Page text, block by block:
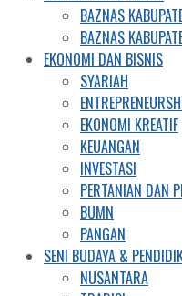
BAZNAS
BAZNAS
EKONOMI DAN BISNIS
SYARIAH
EKONOMI KREATIF
KEUANGAN
INVESTASI
PERTANIAN DAN
BUMN
PANGAN
SENI BUDAYA &
NUSANTARA